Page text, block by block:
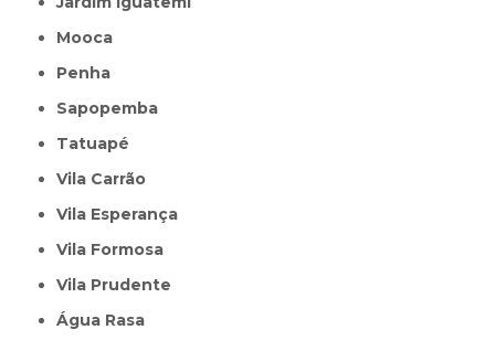
Mooca
Penha
Sapopemba
Tatuapé
Vila Carrão
Vila Esperança
Vila Formosa
Vila Prudente
Água Rasa